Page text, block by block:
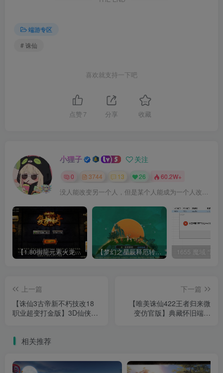
端游专区
# 诛仙
喜欢就支持一下吧
点赞 7 分享 收藏
小狸子 关注
0 3744 13 26 60.2W+
没人能改变另一个人，但是某个人能成为一个人改变的原因
【1.80御龍元素火龙[摸摸登陆器]】战神引擎WIN服务端+GM工具+充值后台+双端+架设教程 【梦幻之星辰释厄转尊享挂机版】MT3换皮梦幻西游Linux服务端+GM后台+双端+源码+架设教程
上一篇
【诛仙3古帝新不朽技改18
职业超变打金版】3D仙侠角
+GM工具+架设教程
下一篇
【唯美诛仙422王者归来微
变仿官版】典藏怀旧端游
相关推荐